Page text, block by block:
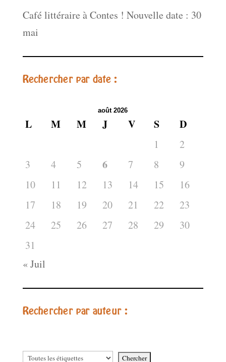
Café littéraire à Contes ! Nouvelle date : 30
mai
Rechercher par date :
août 2026
L M M J V S D
1
2
3
4 5 6 7 8
9
10
11 12 13 14 15
16
17
18 19 20 21 22
23
24
25 26 27 28 29
30
31
« Juil
Rechercher par auteur :